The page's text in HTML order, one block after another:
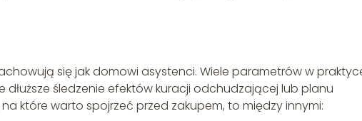
się jak domowi asystenci. Wiele parametrów w
dłuższe śledzenie efektów kuracji odchudzającej lub planu
które warto spojrzeć przed zakupem, to między innymi: